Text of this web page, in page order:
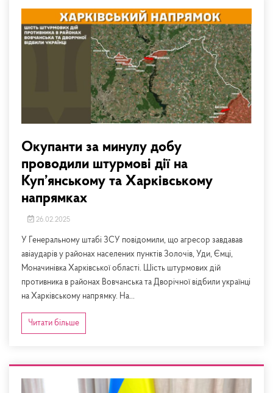
Окупанти за минулу добу
проводили штурмові дії на
Куп’янському та Харківському
напрямках
26.02.2025
У Генеральному штабі ЗСУ повідомили, що агресор завдавав
авіаударів у районах населених пунктів Золочів, Уди, Ємці,
Моначинівка Харківської області. Шість штурмових дій
противника в районах Вовчанська та Дворічної відбили українці
на Харківському напрямку. На...
Читати більше